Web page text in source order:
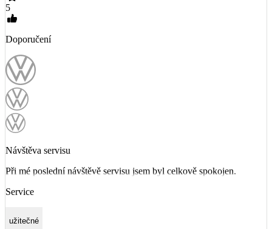
5
Doporučení
Návštěva servisu
Při mé poslední návštěvě servisu jsem byl celkově spokojen.
Service
užitečné